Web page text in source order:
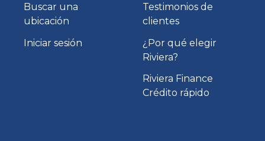
Buscar una
ubicación
Iniciar sesión
Testimonios de
clientes
¿Por qué elegir
Riviera?
Riviera Finance
Crédito rápido